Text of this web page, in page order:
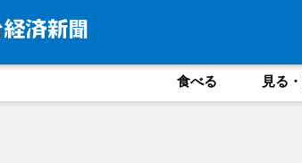
食べる 見る